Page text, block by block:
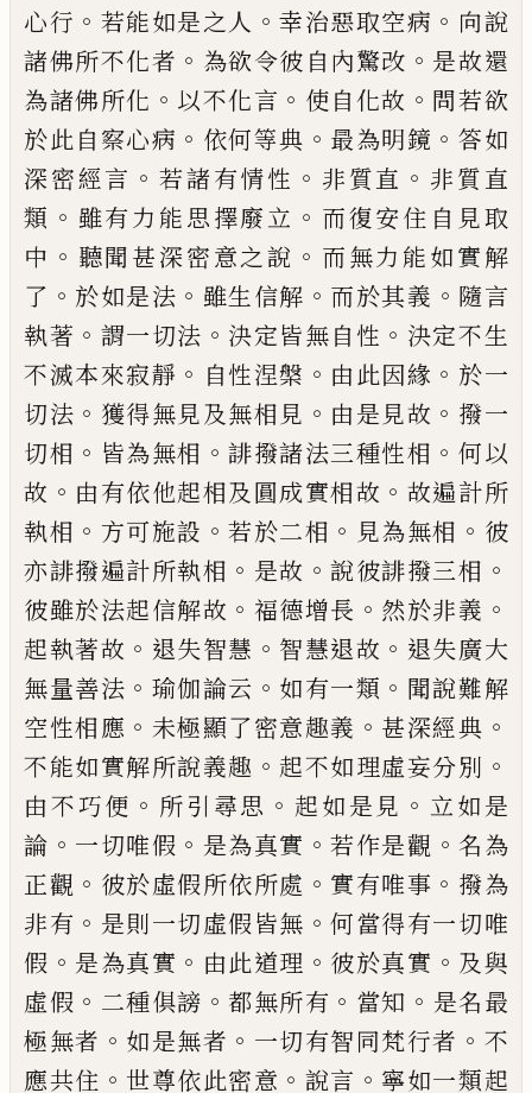
心行 。 若能如是之人 。幸治惡取空病 。 向說
諸佛所不化者 。 為欲令彼自內驚改 。 是故還
為諸佛所化 。 以不化言 。 使自化故 。 問若欲
於此自察心病 。 依何等典 。 最為明鏡 。答如
深密經言 。 若諸有情性 。 非質直 。 非質直
類 。 雖有力能思擇廢立 。 而復安住自見取
中 。 聽聞甚深密意之說 。 而無力能如實解
了 。 於如是法 。 雖生信解 。 而於其義 。 隨言
執著 。 謂一切法 。 決定皆無自性 。 決定不生
不滅本來寂靜 。 自性涅槃 。 由此因緣 。 於一
切法 。 獲得無見及無相見 。 由是見故 。 撥一
切相 。 皆為無相 。誹撥諸法三種性相 。何以
故 。 由有依他起相及圓成實相故 。 故遍計所
執相 。 方可施設 。若於二相 。 見為無相 。 彼
亦誹撥遍計所執相 。 是故 。說彼誹撥三相 。
彼雖於法起信解故 。 福德增長 。 然於非義 。
起執著故 。 退失智慧 。 智慧退故 。 退失廣大
無量善法 。 瑜伽論云 。 如有一類 。 聞說難解
空性相應 。 未極顯了密意趣義 。 甚深經典 。
不能如實解所說義趣 。 起不如理虛妄分別 。
由不巧便 。 所引尋思 。 起如是見 。 立如是
論 。 一切唯假 。 是為真實 。若作是觀 。名為
正觀 。 彼於虛假所依所處 。 實有唯事 。 撥為
非有 。 是則一切虛假皆無 。何當得有一切唯
假 。 是為真實 。 由此道理 。 彼於真實 。 及與
虛假 。 二種俱謗 。 都無所有 。 當知 。 是名最
極無者 。 如是無者 。 一切有智同梵行者 。 不
應共住 。 世尊依此密意 。 說言 。 寧如一類起